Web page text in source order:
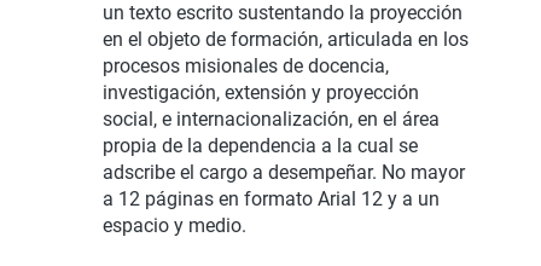
un texto escrito sustentando la proyección
en el objeto de formación, articulada en los
procesos misionales de docencia,
investigación, extensión y proyección
social, e internacionalización, en el área
propia de la dependencia a la cual se
adscribe el cargo a desempeñar. No mayor
a 12 páginas en formato Arial 12 y a un
espacio y medio.